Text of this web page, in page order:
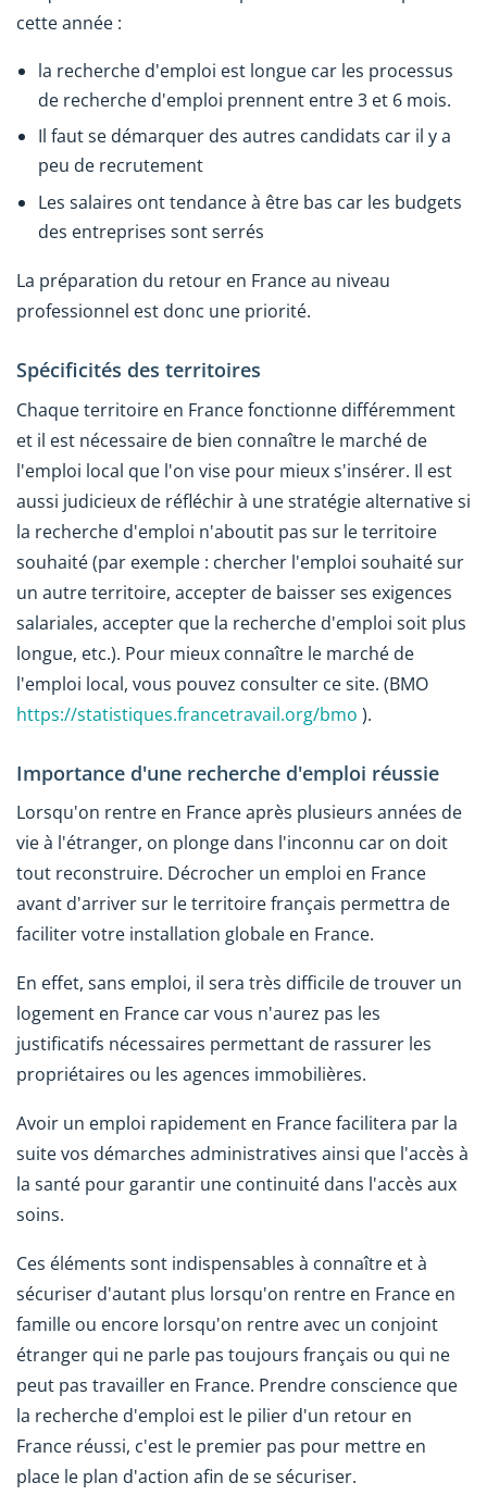
cette année :
la recherche d'emploi est longue car les processus
de recherche d'emploi prennent entre 3 et 6 mois.
Il faut se démarquer des autres candidats car il y a
peu de recrutement
Les salaires ont tendance à être bas car les budgets
des entreprises sont serrés
La préparation du retour en France au niveau
professionnel est donc une priorité.
Spécificités des territoires
Chaque territoire en France fonctionne différemment
et il est nécessaire de bien connaître le marché de
l'emploi local que l'on vise pour mieux s'insérer. Il est
aussi judicieux de réfléchir à une stratégie alternative si
la recherche d'emploi n'aboutit pas sur le territoire
souhaité (par exemple : chercher l'emploi souhaité sur
un autre territoire, accepter de baisser ses exigences
salariales, accepter que la recherche d'emploi soit plus
longue, etc.). Pour mieux connaître le marché de
l'emploi local, vous pouvez consulter ce site. (BMO
https://statistiques.francetravail.org/bmo ).
Importance d'une recherche d'emploi réussie
Lorsqu'on rentre en France après plusieurs années de
vie à l'étranger, on plonge dans l'inconnu car on doit
tout reconstruire. Décrocher un emploi en France
avant d'arriver sur le territoire français permettra de
faciliter votre installation globale en France.
En effet, sans emploi, il sera très difficile de trouver un
logement en France car vous n'aurez pas les
justificatifs nécessaires permettant de rassurer les
propriétaires ou les agences immobilières.
Avoir un emploi rapidement en France facilitera par la
suite vos démarches administratives ainsi que l'accès à
la santé pour garantir une continuité dans l'accès aux
soins.
Ces éléments sont indispensables à connaître et à
sécuriser d'autant plus lorsqu'on rentre en France en
famille ou encore lorsqu'on rentre avec un conjoint
étranger qui ne parle pas toujours français ou qui ne
peut pas travailler en France. Prendre conscience que
la recherche d'emploi est le pilier d'un retour en
France réussi, c'est le premier pas pour mettre en
place le plan d'action afin de se sécuriser.